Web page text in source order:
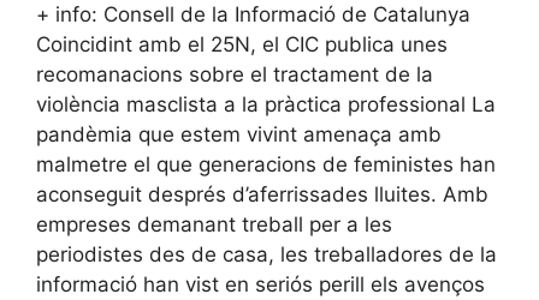
+ info: Consell de la Informació de Catalunya
Coincidint amb el 25N, el CIC publica unes
recomanacions sobre el tractament de la
violència masclista a la pràctica professional La
pandèmia que estem vivint amenaça amb
malmetre el que generacions de feministes han
aconseguit després d’aferrissades lluites. Amb
empreses demanant treball per a les
periodistes des de casa, les treballadores de la
informació han vist en seriós perill els avenços